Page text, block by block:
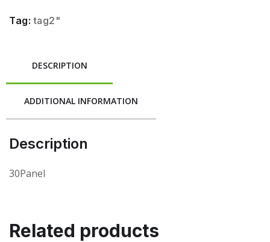
Tag:tag2"
DESCRIPTION
ADDITIONAL INFORMATION
Description
30Panel
Related products